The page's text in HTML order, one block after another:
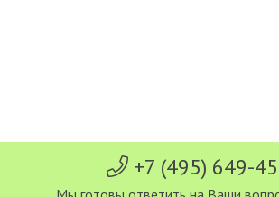
+7 (495) 649-